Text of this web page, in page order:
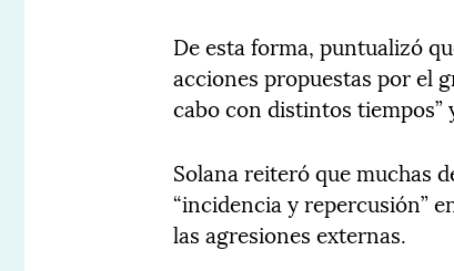
De esta forma, puntualizó
acciones propuestas por el
cabo con distintos tiempos”
Solana reiteró que muchas
“incidencia y repercusión”
las agresiones externas.